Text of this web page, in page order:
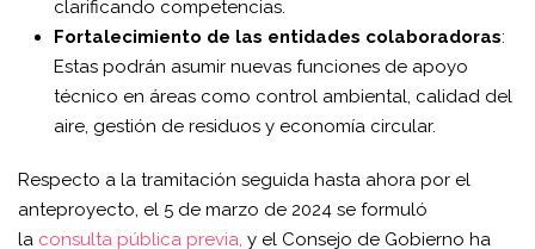
clarificando competencias.
Fortalecimiento de las entidades colaboradoras:
Estas podrán asumir nuevas funciones de apoyo
técnico en áreas como control ambiental, calidad del
aire, gestión de residuos y economía circular.
Respecto a la tramitación seguida hasta ahora por el
anteproyecto, el 5 de marzo de 2024 se formuló
la consulta pública previa, y el Consejo de Gobierno ha